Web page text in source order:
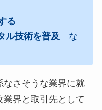
る
ル技術を普及 な
なさそうな業界に就
界と取引先として